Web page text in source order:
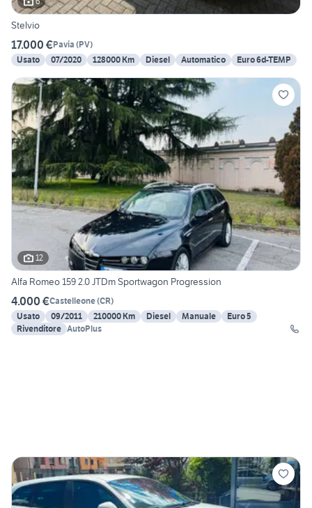
Stelvio
17.000 €Pavia (PV)
Usato
07/2020 128000 Km Diesel Automatico Euro 6d-TEMP
12
Alfa Romeo 159 2.0 JTDm Sportwagon Progression
4.000 €Castelleone(CR)
Usato
09/2011 210000 Km Diesel Manuale
Euro 5
Rivenditore AutoPlus